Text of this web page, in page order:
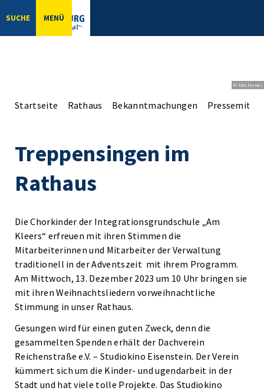
SUCHE MENÜ
© bbsferrari
Startseite Rathaus Bekanntmachungen
Treppensingen im
Rathaus
Die Chorkinder der Integrationsgrundschule „Am
Kleers“ erfreuen mit ihren Stimmen die
Mitarbeiterinnen und Mitarbeiter der Verwaltung
traditionell in der Adventszeit mit ihrem Programm.
Am Mittwoch, 13. Dezember 2023 um 10 Uhr bringen sie
mit ihren Weihnachtsliedern vorweihnachtliche
Stimmung in unser Rathaus.
Gesungen wird für einen guten Zweck, denn die
gesammelten Spenden erhält der Dachverein
Reichenstraße e.V. – Studiokino Eisenstein. Der Verein
kümmert sich um die Kinder- und ugendarbeit in der
Stadt und hat viele tolle Projekte. Das Studiokino